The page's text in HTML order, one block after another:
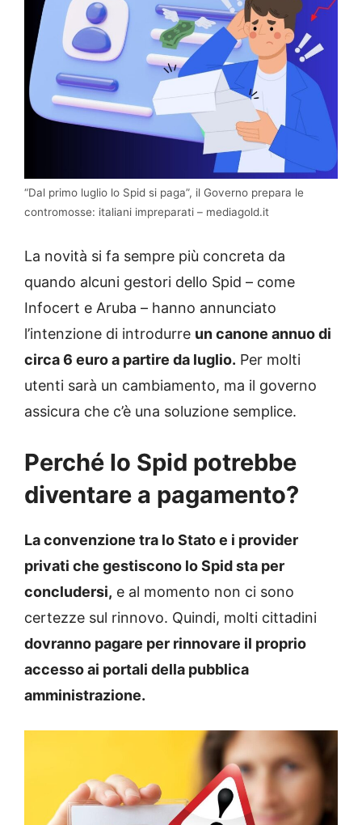
“Dal primo luglio lo Spid si paga”, il Governo prepara le
contromosse: italiani impreparati – mediagold.it
La novità si fa sempre più concreta da
quando alcuni gestori dello Spid – come
Infocert e Aruba – hanno annunciato
l’intenzione di introdurre un canone annuo di
circa 6 euro a partire da luglio. Per molti
utenti sarà un cambiamento, ma il governo
assicura che c’è una soluzione semplice.
Perché lo Spid potrebbe
diventare a pagamento?
La convenzione tra lo Stato e i provider
privati che gestiscono lo Spid sta per
concludersi, e al momento non ci sono
certezze sul rinnovo. Quindi, molti cittadini
dovranno pagare per rinnovare il proprio
accesso ai portali della pubblica
amministrazione.